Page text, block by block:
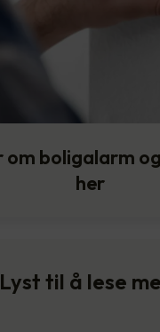
om boligalarm
her
Lyst til å lese